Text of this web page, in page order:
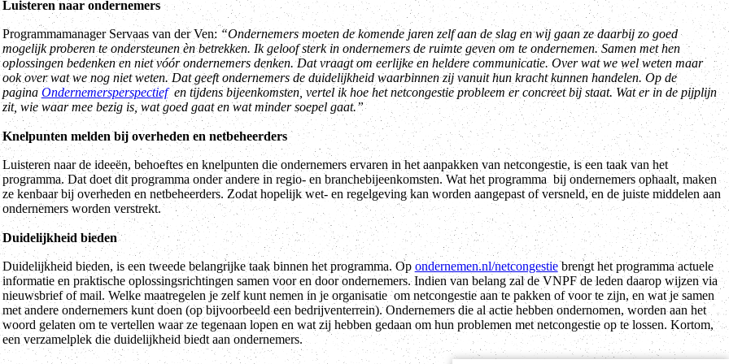
Luisteren naar ondernemers
Programmamanager Servaas van der Ven: “Ondernemers moeten de komende jaren zelf aan de slag en wij gaan ze daarbij zo goed
mogelijk proberen te ondersteunen èn betrekken. Ik geloof sterk in ondernemers de ruimte geven om te ondernemen. Samen met hen
oplossingen bedenken en niet vóór ondernemers denken. Dat vraagt om eerlijke en heldere communicatie. Over wat we wel weten maar
ook over wat we nog niet weten. Dat geeft ondernemers de duidelijkheid waarbinnen zij vanuit hun kracht kunnen handelen. Op de
pagina Ondernemersperspectiefen tijdens bijeenkomsten, vertel ik hoe het netcongestie probleem er concreet bij staat. Wat er in de pijplijn
zit, wie waar mee bezig is, wat goed gaat en wat minder soepel gaat.”
Knelpunten melden bij overheden en netbeheerders
Luisteren naar de ideeën, behoeftes en knelpunten die ondernemers ervaren in het aanpakken van netcongestie, is een taak van het
programma. Dat doet dit programma onder andere in regio- en branchebijeenkomsten. Wat het programma bij ondernemers ophaalt, maken
ze kenbaar bij overheden en netbeheerders. Zodat hopelijk wet- en regelgeving kan worden aangepast of versneld, en de juiste middelen aan
ondernemers worden verstrekt.
Duidelijkheid bieden
Duidelijkheid bieden, is een tweede belangrijke taak binnen het programma. Op ondernemen.nl/netcongestiebrengt het programma actuele
informatie en praktische oplossingsrichtingen samen voor en door ondernemers. Indien van belang zal de VNPF de leden daarop wijzen via
nieuwsbrief of mail. Welke maatregelen je zelf kunt nemen in je organisatie om netcongestie aan te pakken of voor te zijn, en wat je samen
met andere ondernemers kunt doen (op bijvoorbeeld een bedrijventerrein). Ondernemers die al actie hebben ondernomen, worden aan het
woord gelaten om te vertellen waar ze tegenaan lopen en wat zij hebben gedaan om hun problemen met netcongestie op te lossen. Kortom,
een verzamelplek die duidelijkheid biedt aan ondernemers.